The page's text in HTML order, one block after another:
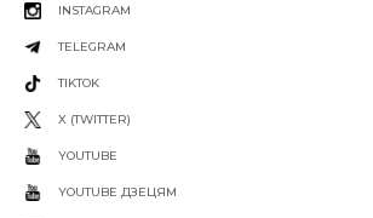
INSTAGRAM
TELEGRAM
TIKTOK
X (TWITTER)
YOUTUBE
YOUTUBE ДЗЕЦЯМ